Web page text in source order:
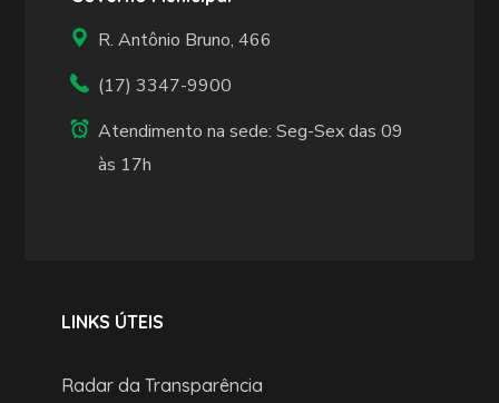
R. Antônio Bruno, 466
(17) 3347-9900
Atendimento na sede: Seg-Sex das 09
às 17h
LINKS ÚTEIS
Radar da Transparência